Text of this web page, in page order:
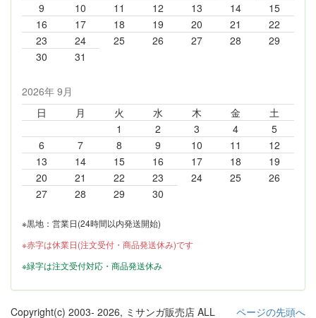
9
10 11 12 13 14
15
16
17 18 19 20 21
22
23
24 25 26 27 28
29
30
31
2026年 9月
日
月 火 水 木 金
土
1
2 3 4
5
6
7 8 9 10 11
12
13
14 15 16 17 18
19
20
21 22 23 24 25
26
27
28 29 30
※黒地：営業日(24時間以内発送開始)
※赤字は休業日(注文受付・商品発送休み)です
※緑字は注文受付対応・商品発送休み
ページの先頭へ
Copyright(c) 2003- 2026, ミサンガ販売店 ALL